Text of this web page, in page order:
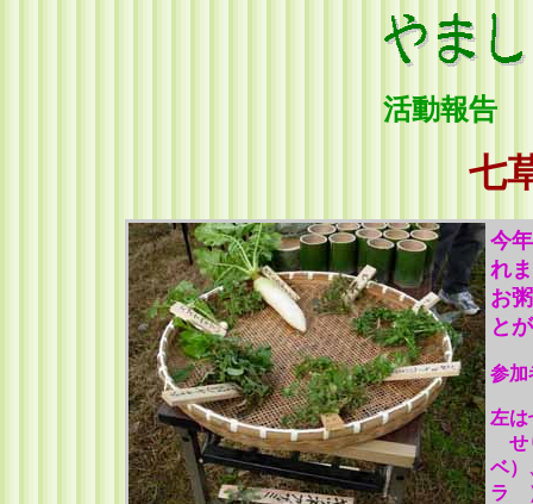
活動報告
七
今
れ
お
と
参加
左は
せ
ベ
ラ